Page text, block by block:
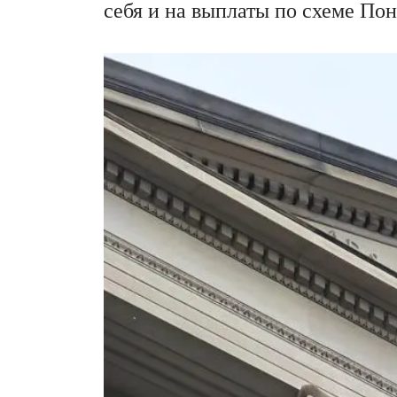
себя и на выплаты по схеме